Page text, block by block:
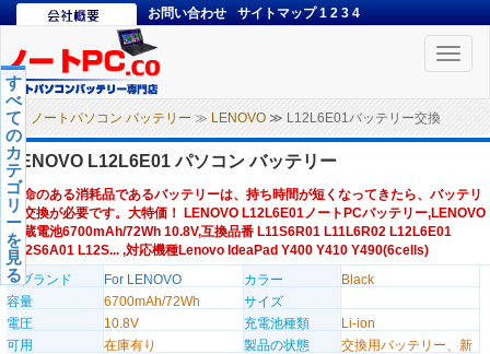
お問い合わせ サイトマップ 1 2 3 4
Toggle
ノートパソコン バッテリー ≫ LENOVO ≫ L12L6E01バッテリー交換
す
べ
て
の
カ
テ
ゴ
リ
ー
を
見
る
LENOVO L12L6E01 パソコン バッテリー
寿命のある消耗品であるバッテリーは、持ち時間が短くなってきたら、バッテリ
ー交換が必要です。大特価！ LENOVO L12L6E01ノートPCバッテリー,LENOVO
内蔵電池6700mAh/72Wh 10.8V,互換品番 L11S6R01 L11L6R02 L12L6E01
L12S6A01 L12S... ,対応機種Lenovo IdeaPad Y400 Y410 Y490(6cells)
のブランド
For LENOVO カラー
Black
容量
6700mAh/72Wh
サイズ
電圧
10.8V 充電池種類
Li-ion
可用
在庫有り 製品の状態
交換用バッテリー、新